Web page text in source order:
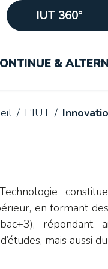
IUT 360°
&
L’IUT
en formant
répondant
mais aussi